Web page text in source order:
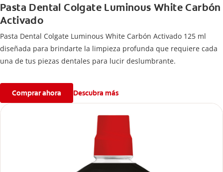
Pasta Dental Colgate Luminous White Carbón
Activado
Pasta Dental Colgate Luminous White Carbón Activado 125 ml
diseñada para brindarte la limpieza profunda que requiere cada
una de tus piezas dentales para lucir deslumbrante.
Comprar ahora Descubra más